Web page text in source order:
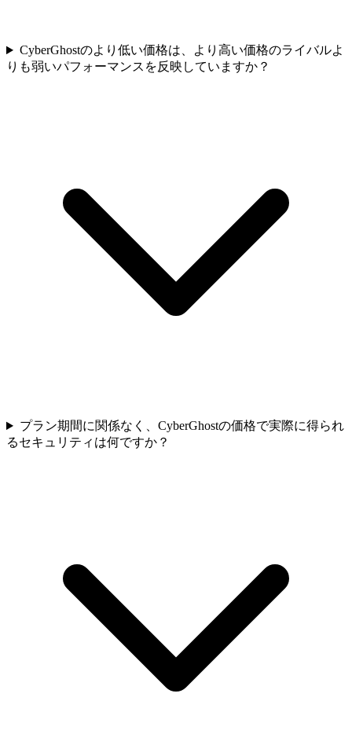
CyberGhostのより低い価格は、より高い価格のライバルよ
りも弱いパフォーマンスを反映していますか？
プラン期間に関係なく、CyberGhostの価格で実際に得られ
るセキュリティは何ですか？